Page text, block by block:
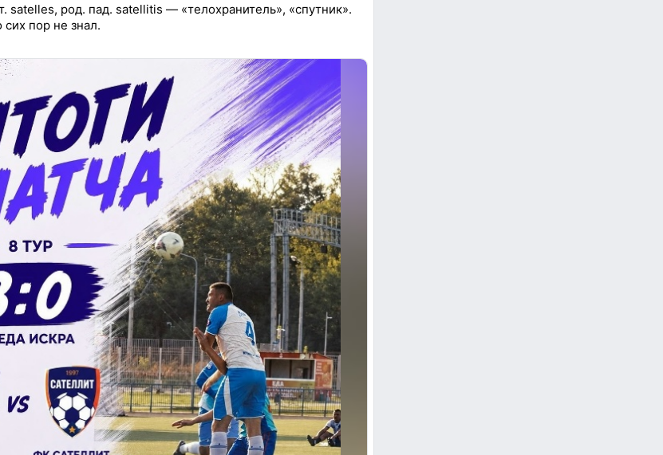
satelles, род. пад. satellitis — «телохранитель», «спутник».
сих пор не знал.